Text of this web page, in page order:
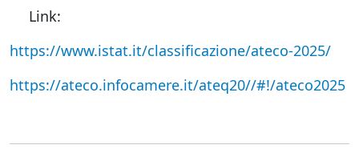
Link:
https://www.istat.it/classificazione/ateco-2025/
https://ateco.infocamere.it/ateq20//#!/ateco2025